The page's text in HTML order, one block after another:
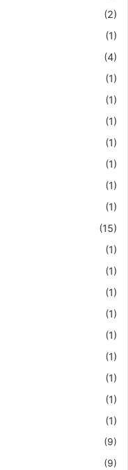
(2)
(1)
(4)
(1)
(1)
(1)
(1)
(1)
(1)
(1)
(15)
(1)
(1)
(1)
(1)
(1)
(1)
(1)
(1)
(1)
(9)
(9)